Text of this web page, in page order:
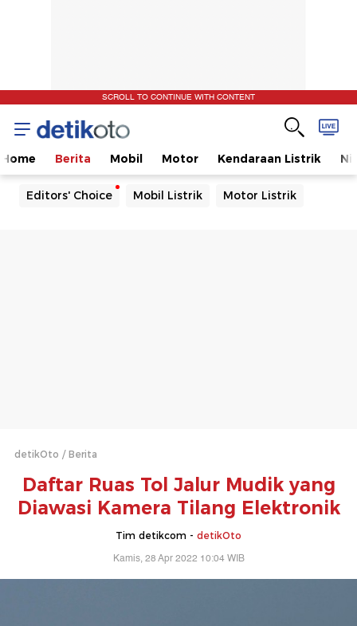
SCROLL TO CONTINUE WITH CONTENT
Home Berita Mobil Motor Kendaraan Listrik
Editors' Choice Mobil Listrik Motor Listrik
detikOto Berita
Daftar Ruas Tol Jalur Mudik yang
Diawasi Kamera Tilang Elektronik
Tim detikcom - detikOto
Kamis, 28 Apr 2022 10:04 WIB